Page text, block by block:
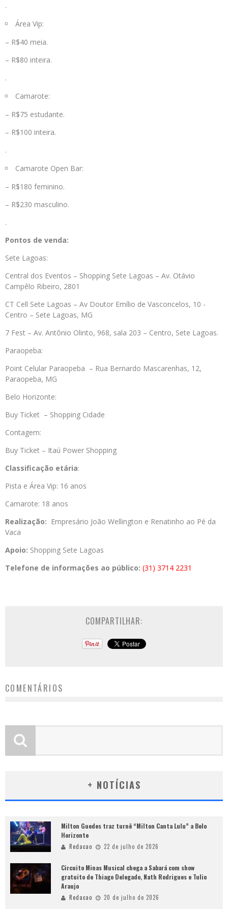
.
Área Vip:
– R$40 meia.
– R$80 inteira.
.
Camarote:
– R$75 estudante.
– R$100 inteira.
.
Camarote Open Bar:
– R$180 feminino.
– R$230 masculino.
.
Pontos de venda:
Sete Lagoas:
Central dos Eventos – Shopping Sete Lagoas – Av. Otávio
Campêlo Ribeiro, 2801
CT Cell Sete Lagoas – Av Doutor Emílio de Vasconcelos, 10 -
Centro – Sete Lagoas, MG
7 Fest – Av. Antônio Olinto, 968, sala 203 – Centro, Sete Lagoas.
Paraopeba:
Point Celular Paraopeba – Rua Bernardo Mascarenhas, 12,
Paraopeba, MG
Belo Horizonte:
Buy Ticket – Shopping Cidade
Contagem:
Buy Ticket – Itaú Power Shopping
Classificação etária:
Pista e Área Vip: 16 anos
Camarote: 18 anos
Realização: Empresário João Wellington e Renatinho ao Pé da
Vaca
Apoio: Shopping Sete Lagoas
Telefone de informações ao público: (31) 3714 2231
COMPARTILHAR:
COMENTÁRIOS
+ NOTÍCIAS
Milton Guedes traz turnê “Milton Canta Lulu” a Belo
Horizonte
Redacao 22 de julho de 2026
Circuito Minas Musical chega a Sabará com show
gratuito de Thiago Delegado, Nath Rodrigues e Tulio
Araujo
Redacao 20 de julho de 2026